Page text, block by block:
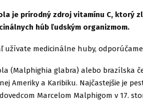
je prírodný zdroj vitamínu C, ktorý
húb ľudským organizmom.
užívate medicinálne huby, odporúčame
(Malphighia glabra) alebo brazílska
Ameriky a Karibiku. Najčastejšie je
Marcelom Malphigom v 17.